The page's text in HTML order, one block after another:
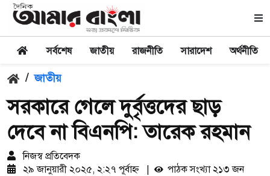
সর্বশেষ জাতীয় রাজনীতি সারাদেশ অর্থনীতি
/ জাতীয়
সরকারে গেলে দুর্বৃত্তদের ছাড়
দেবে না বিএনপি: তারেক রহমান
নিজস্ব প্রতিবেদক
২৯ জানুয়ারী ২০২৫, ২:২৭ পূর্বাহ্ন
পাঠক সংখ্যা ২১৩ জন